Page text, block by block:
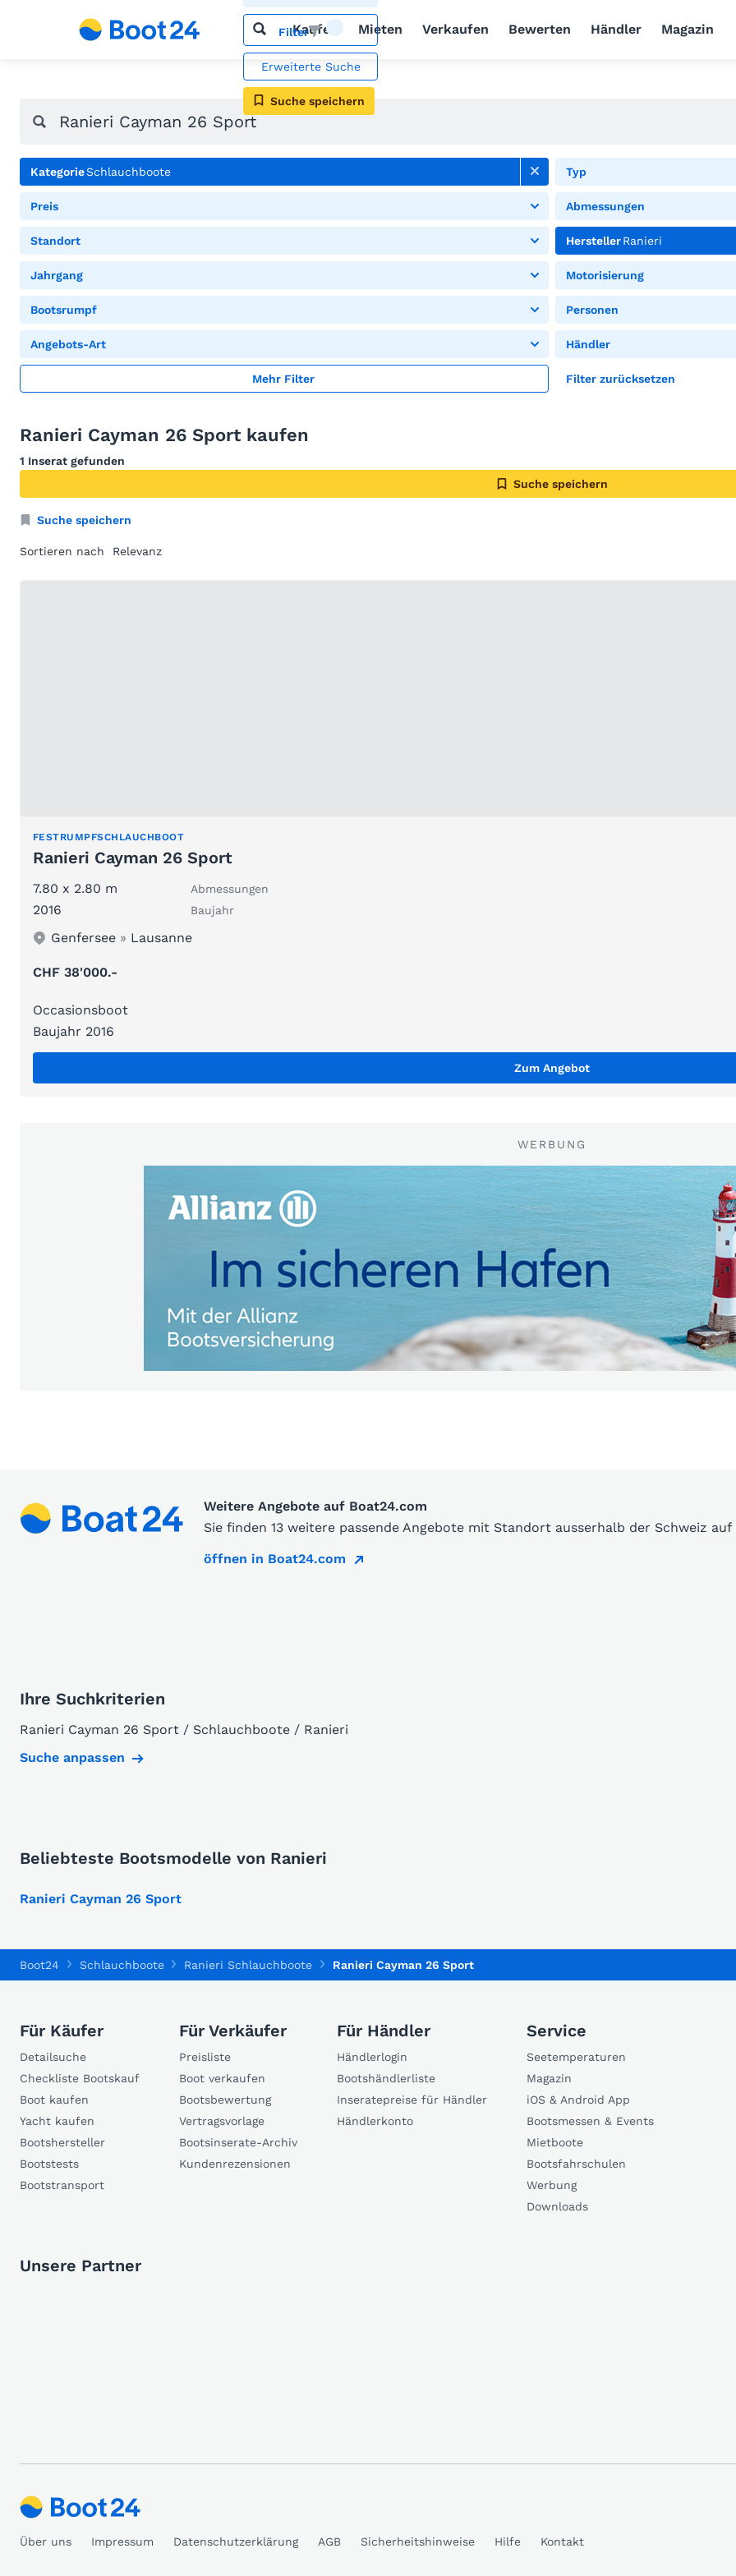
Kaufen Mieten Verkaufen Bewerten Händler Magazin
Filter
Erweiterte Suche
Suche speichern
KategorieSchlauchboote Typ
Preis Abmessungen
Standort HerstellerRanieri
Jahrgang Motorisierung
Bootsrumpf Personen
Angebots-Art Händler
Mehr Filter Filter zurücksetzen
Ranieri Cayman 26 Sport kaufen
1 Inserat gefunden
Suche speichern
Suche speichern
Sortieren nach
FESTRUMPFSCHLAUCHBOOT
Ranieri Cayman 26 Sport
7.80 x 2.80 m Abmessungen
2016 Baujahr
Genfersee » Lausanne
CHF 38'000.-
Occasionsboot
Baujahr 2016
Zum Angebot
WERBUNG
Weitere Angebote auf Boat24.com
Sie finden 13 weitere passende Angebote mit Standort ausserhalb der Schweiz
öffnen in Boat24.com
Ihre Suchkriterien
Ranieri Cayman 26 Sport / Schlauchboote / Ranieri
Suche anpassen
Beliebteste Bootsmodelle von Ranieri
Ranieri Cayman 26 Sport
Boot24 Schlauchboote Ranieri Schlauchboote Ranieri Cayman 26 Sport
Für Käufer
Detailsuche
Checkliste Bootskauf
Boot kaufen
Yacht kaufen
Bootshersteller
Bootstests
Bootstransport
Für Verkäufer
Preisliste
Boot verkaufen
Bootsbewertung
Vertragsvorlage
Bootsinserate-Archiv
Kundenrezensionen
Für Händler
Händlerlogin
Bootshändlerliste
Inseratepreise für Händler
Händlerkonto
Service
Seetemperaturen
Magazin
iOS & Android App
Bootsmessen & Events
Mietboote
Bootsfahrschulen
Werbung
Downloads
Unsere Partner
Über uns Impressum Datenschutzerklärung AGB Sicherheitshinweise Hilfe Kontakt